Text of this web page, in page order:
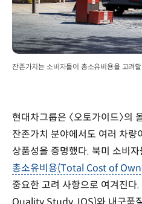
잔존가치는 소비자들이 총소유비용을 고려
현대차그룹은 〈오토가이드〉의
잔존가치 분야에서도 여러 차량
상품성을 증명했다. 북미 소비
총소유비용(Total Cost of
중요한 고려 사항으로 여겨진